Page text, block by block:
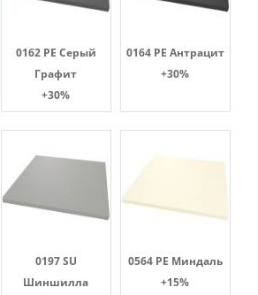
0162 PE Серый
Графит
+30%
0164 PE Антрацит
+30%
0197 SU
Шиншилла
0564 PE Миндаль
+15%